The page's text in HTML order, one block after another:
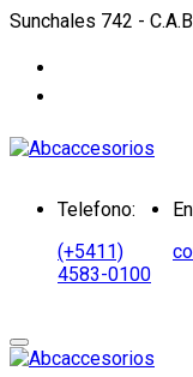
Sunchales 742 -
Telefono:
(+5411)
4583-0100